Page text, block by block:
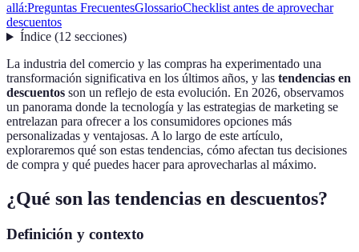
allá:Preguntas FrecuentesGlossarioChecklist antes de aprovechar
descuentos
Índice(12 secciones)
La industria del comercio y las compras ha experimentado una
transformación significativa en los últimos años, y las tendencias en
descuentos son un reflejo de esta evolución. En 2026, observamos
un panorama donde la tecnología y las estrategias de marketing se
entrelazan para ofrecer a los consumidores opciones más
personalizadas y ventajosas. A lo largo de este artículo,
exploraremos qué son estas tendencias, cómo afectan tus decisiones
de compra y qué puedes hacer para aprovecharlas al máximo.
¿Qué son las tendencias en descuentos?
Definición y contexto